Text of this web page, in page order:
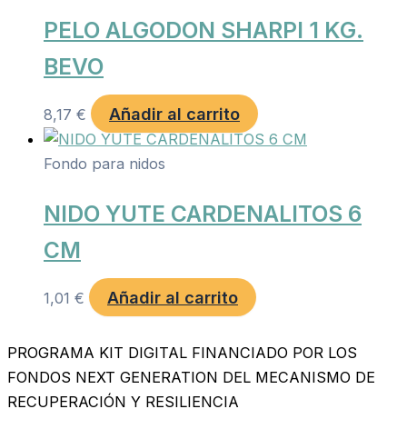
PELO ALGODON SHARPI 1 KG.
BEVO
8,17 € Añadir al carrito
Fondo para nidos
NIDO YUTE CARDENALITOS 6
CM
1,01 € Añadir al carrito
PROGRAMA KIT DIGITAL FINANCIADO POR LOS
FONDOS NEXT GENERATION DEL MECANISMO DE
RECUPERACIÓN Y RESILIENCIA